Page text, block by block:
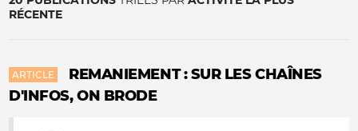
RÉCENTE
ARTICLE
REMANIEMENT : SUR LES CHAÎNES
D'INFOS, ON BRODE